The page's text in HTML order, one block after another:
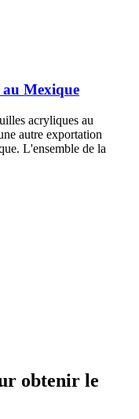
Mexique
acryliques au
autre exportation
L'ensemble de la
obtenir le